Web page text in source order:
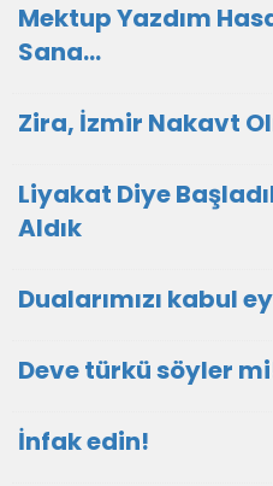
Mektup Yazdım
Sana…
Zira, İzmir Nakavt
Liyakat Diye
Aldık
Dualarımızı kabul
Deve türkü söyler
İnfak edin!